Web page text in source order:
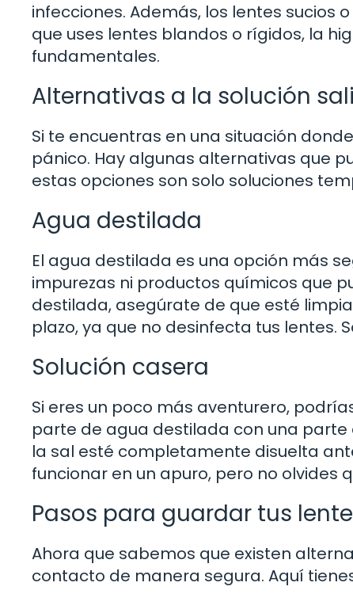
infecciones. Además, los lentes sucios
que uses lentes blandos o rígidos, la
fundamentales.
Alternativas a la solución
Si te encuentras en una situación
pánico. Hay algunas alternativas que
estas opciones son solo soluciones
Agua destilada
El agua destilada es una opción más
impurezas ni productos químicos que
destilada, asegúrate de que esté
plazo, ya que no desinfecta tus lentes.
Solución casera
Si eres un poco más aventurero,
parte de agua destilada con una parte
la sal esté completamente disuelta
funcionar en un apuro, pero no olvides
Pasos para guardar tus
Ahora que sabemos que existen
contacto de manera segura. Aquí